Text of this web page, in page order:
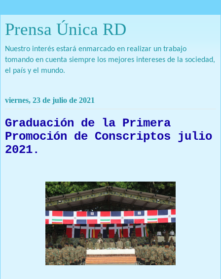
Prensa Única RD
Nuestro interés estará enmarcado en realizar un trabajo
tomando en cuenta siempre los mejores intereses de la sociedad,
el país y el mundo.
viernes, 23 de julio de 2021
Graduación de la Primera
Promoción de Conscriptos julio
2021.